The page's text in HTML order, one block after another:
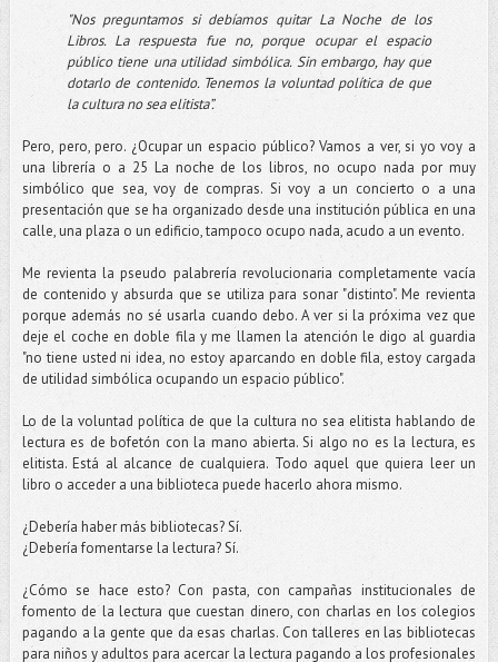
"Nos preguntamos si debíamos quitar La Noche de los
Libros. La respuesta fue no, porque ocupar el espacio
público tiene una utilidad simbólica. Sin embargo, hay que
dotarlo de contenido. Tenemos la voluntad política de que
la cultura no sea elitista”.
Pero, pero, pero. ¿Ocupar un espacio público? Vamos a ver, si yo voy a
una librería o a 25 La noche de los libros, no ocupo nada por muy
simbólico que sea, voy de compras. Si voy a un concierto o a una
presentación que se ha organizado desde una institución pública en una
calle, una plaza o un edificio, tampoco ocupo nada, acudo a un evento.
Me revienta la pseudo palabrería revolucionaria completamente vacía
de contenido y absurda que se utiliza para sonar "distinto". Me revienta
porque además no sé usarla cuando debo. A ver si la próxima vez que
deje el coche en doble fila y me llamen la atención le digo al guardia
"no tiene usted ni idea, no estoy aparcando en doble fila, estoy cargada
de utilidad simbólica ocupando un espacio público".
Lo de la voluntad política de que la cultura no sea elitista hablando de
lectura es de bofetón con la mano abierta. Si algo no es la lectura, es
elitista. Está al alcance de cualquiera. Todo aquel que quiera leer un
libro o acceder a una biblioteca puede hacerlo ahora mismo.
¿Debería haber más bibliotecas? Sí.
¿Debería fomentarse la lectura? Sí.
¿Cómo se hace esto? Con pasta, con campañas institucionales de
fomento de la lectura que cuestan dinero, con charlas en los colegios
pagando a la gente que da esas charlas. Con talleres en las bibliotecas
para niños y adultos para acercar la lectura pagando a los profesionales